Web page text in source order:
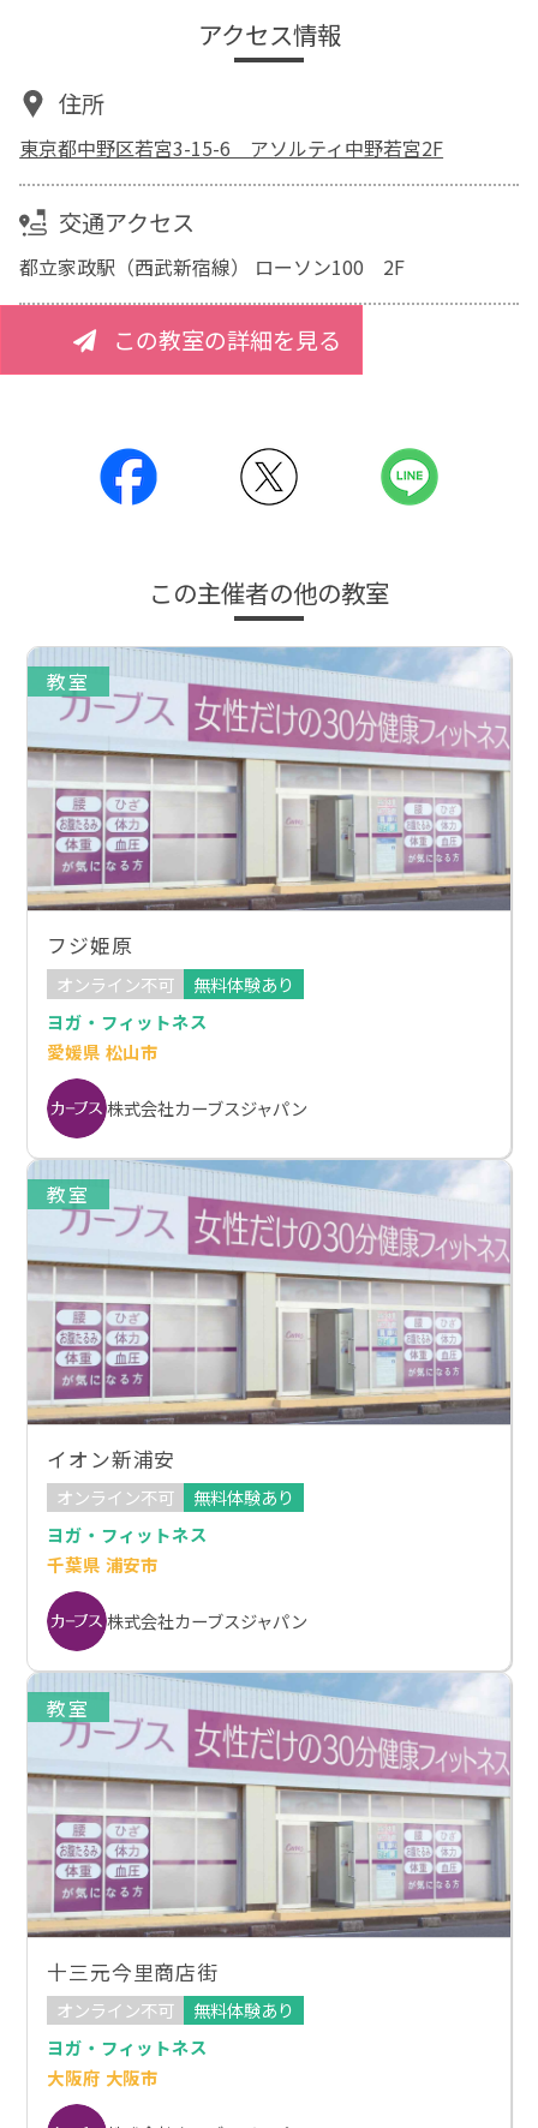
アクセス情報
住所
東京都中野区若宮3-15-6 アソルティ中野若宮2F
交通アクセス
都立家政駅（西武新宿線） ローソン100 2F
この教室の詳細を見る
この主催者の他の教室
教室
フジ姫原
オンライン不可
無料体験あり
ヨガ・フィットネス
愛媛県 松山市
株式会社カーブスジャパン
教室
イオン新浦安
オンライン不可
無料体験あり
ヨガ・フィットネス
千葉県 浦安市
株式会社カーブスジャパン
教室
十三元今里商店街
オンライン不可
無料体験あり
ヨガ・フィットネス
大阪府 大阪市